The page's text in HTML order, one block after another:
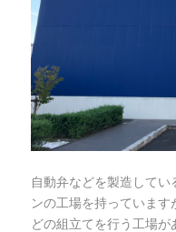
自動弁などを製造して
ンの工場を持っていま
どの組立てを行う工場が